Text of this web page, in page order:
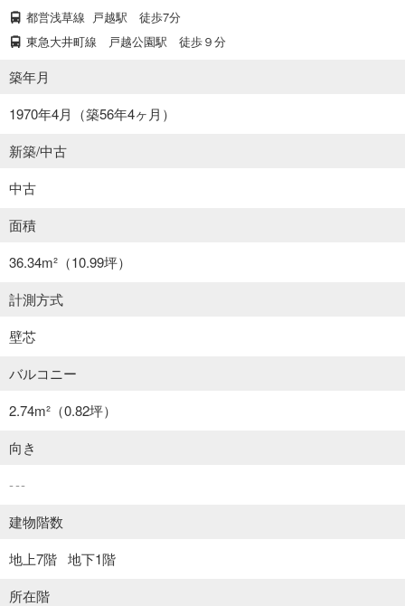
都営浅草線 戸越駅
徒歩7分
東急大井町線 戸越公園駅 徒歩９分
築年月
1970年4月（築56年4ヶ月）
新築/中古
中古
面積
36.34m² （10.99坪）
計測方式
壁芯
バルコニー
2.74m² （0.82坪）
向き
---
建物階数
地上7階 地下1階
所在階